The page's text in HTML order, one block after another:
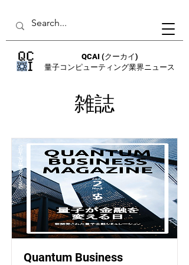
QCAI (クーカイ)
量子コンピューティング業界ニュース
​雑誌
Quantum Business